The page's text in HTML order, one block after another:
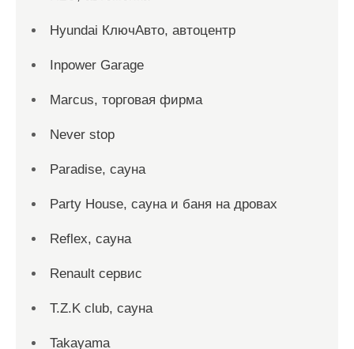
Hyundai КлючАвто, автоцентр
Inpower Garage
Marcus, торговая фирма
Never stop
Paradise, сауна
Party House, сауна и баня на дровах
Reflex, сауна
Renault сервис
T.Z.K club, сауна
Takayama